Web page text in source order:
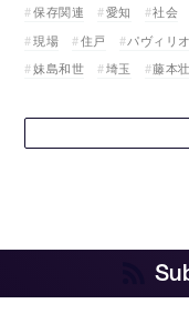
保存関連
愛知 社会
現場
住戸 パヴィリ
妹島和世
埼玉 藤本